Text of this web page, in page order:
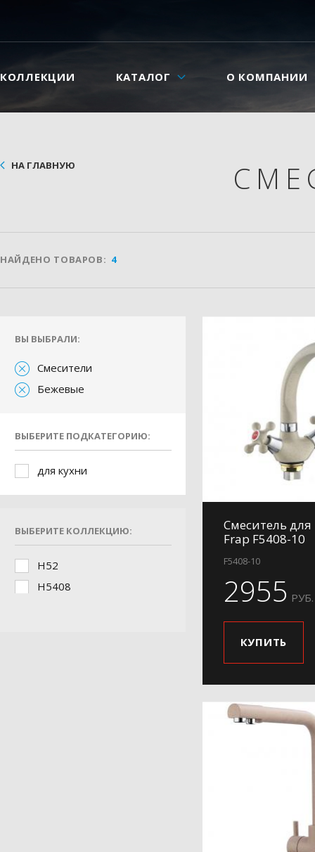
КОЛЛЕКЦИИ КАТАЛОГ О КОМПАНИИ
НА ГЛАВНУЮ
НАЙДЕНО ТОВАРОВ: 4
ВЫ ВЫБРАЛИ:
Смесители
Бежевые
ВЫБЕРИТЕ ПОДКАТЕГОРИЮ:
для кухни
ВЫБЕРИТЕ КОЛЛЕКЦИЮ:
H52
H5408
Смеситель для
Frap F5408-10
F5408-10
2955 РУБ.
КУПИТЬ